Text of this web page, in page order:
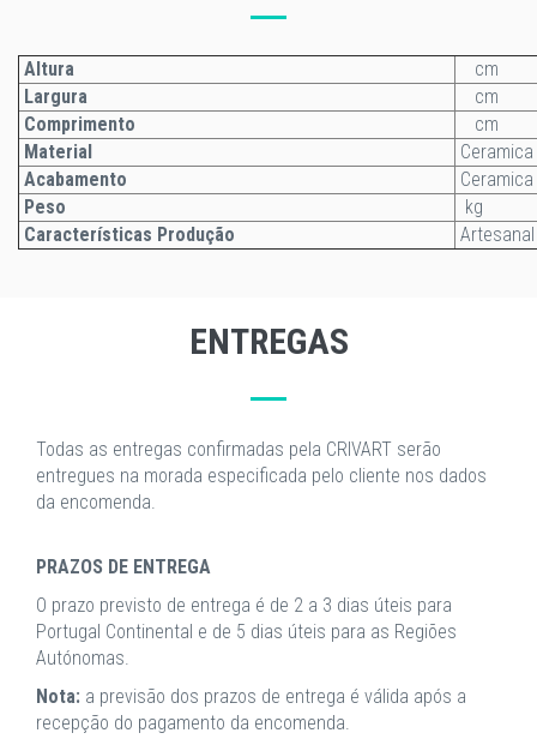
Altura
cm
Largura
cm
Comprimento
cm
Material
Ceramica
Acabamento
Ceramica
Peso
kg
Características Produção
Artesanal
ENTREGAS
Todas as entregas confirmadas pela CRIVART serão
entregues na morada especificada pelo cliente nos dados
da encomenda.
PRAZOS DE ENTREGA
O prazo previsto de entrega é de 2 a 3 dias úteis para
Portugal Continental e de 5 dias úteis para as Regiões
Autónomas.
Nota: a previsão dos prazos de entrega é válida após a
recepção do pagamento da encomenda.